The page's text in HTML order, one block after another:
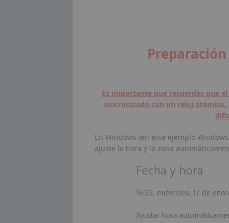
Es importante que recuerdes que
sincronizado con un reloj
En Windows (en este ejemplo
ajuste la hora y la zona